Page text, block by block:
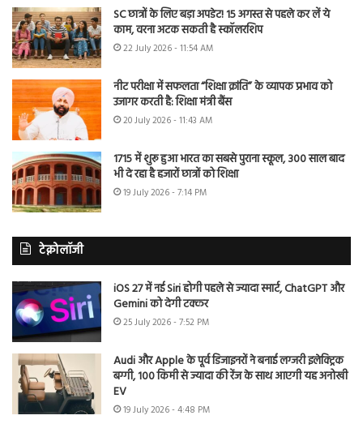
SC छात्रों के लिए बड़ा अपडेट! 15 अगस्त से पहले कर लें ये
काम, वरना अटक सकती है स्कॉलरशिप
22 July 2026 - 11:54 AM
नीट परीक्षा में सफलता “शिक्षा क्रांति” के व्यापक प्रभाव को
उजागर करती है: शिक्षा मंत्री बैंस
20 July 2026 - 11:43 AM
1715 में शुरू हुआ भारत का सबसे पुराना स्कूल, 300 साल बाद
भी दे रहा है हजारों छात्रों को शिक्षा
19 July 2026 - 7:14 PM
टेक्नोलॉजी
iOS 27 में नई Siri होगी पहले से ज्यादा स्मार्ट, ChatGPT और
Gemini को देगी टक्कर
25 July 2026 - 7:52 PM
Audi और Apple के पूर्व डिजाइनरों ने बनाई लग्जरी इलेक्ट्रिक
बग्गी, 100 किमी से ज्यादा की रेंज के साथ आएगी यह अनोखी
EV
19 July 2026 - 4:48 PM